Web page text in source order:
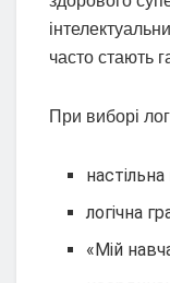
часто стають
При виборі
логічна
«Мій